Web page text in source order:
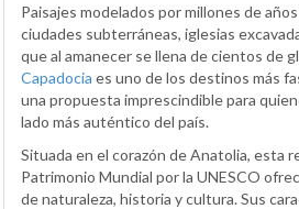
Paisajes modelados por millones de
ciudades subterráneas, iglesias
que al amanecer se llena de cientos de
Capadocia es uno de los destinos más
una propuesta imprescindible para
lado más auténtico del país.
Situada en el corazón de Anatolia, esta
Patrimonio Mundial por la UNESCO
de naturaleza, historia y cultura. Sus